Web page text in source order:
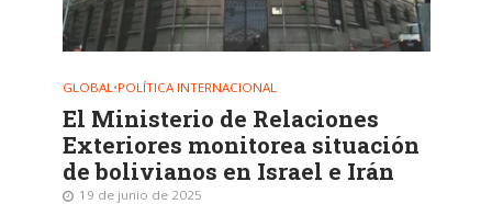
GLOBAL •POLÍTICA INTERNACIONAL
El Ministerio de Relaciones
Exteriores monitorea situación
de bolivianos en Israel e Irán
19 de junio de 2025